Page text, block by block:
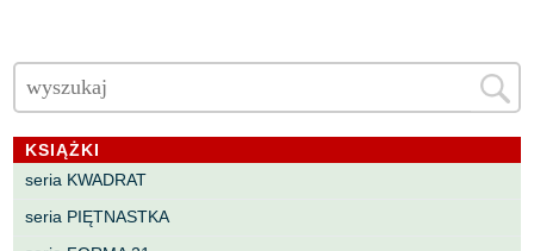
KSIĄŻKI
seria KWADRAT
seria PIĘTNASTKA